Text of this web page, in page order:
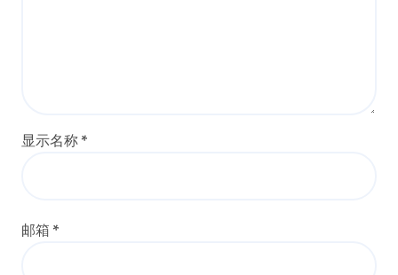
显示名称 *
邮箱 *